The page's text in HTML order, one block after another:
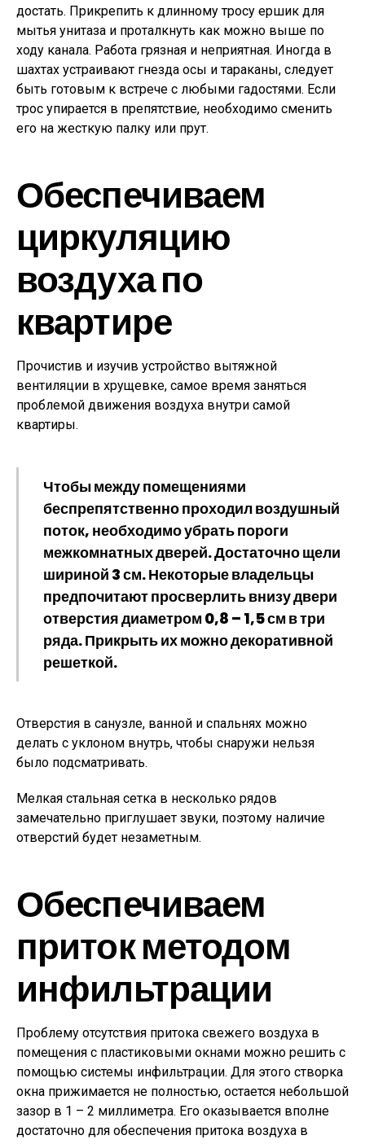
достать. Прикрепить к длинному тросу ершик для
мытья унитаза и проталкнуть как можно выше по
ходу канала. Работа грязная и неприятная. Иногда в
шахтах устраивают гнезда осы и тараканы, следует
быть готовым к встрече с любыми гадостями. Если
трос упирается в препятствие, необходимо сменить
его на жесткую палку или прут.
Обеспечиваем
циркуляцию
воздуха по
квартире
Прочистив и изучив устройство вытяжной
вентиляции в хрущевке, самое время заняться
проблемой движения воздуха внутри самой
квартиры.
Чтобы между помещениями
беспрепятственно проходил воздушный
поток, необходимо убрать пороги
межкомнатных дверей. Достаточно щели
шириной 3 см. Некоторые владельцы
предпочитают просверлить внизу двери
отверстия диаметром 0,8 – 1,5 см в три
ряда. Прикрыть их можно декоративной
решеткой.
Отверстия в санузле, ванной и спальнях можно
делать с уклоном внутрь, чтобы снаружи нельзя
было подсматривать.
Мелкая стальная сетка в несколько рядов
замечательно приглушает звуки, поэтому наличие
отверстий будет незаметным.
Обеспечиваем
приток методом
инфильтрации
Проблему отсутствия притока свежего воздуха в
помещения с пластиковыми окнами можно решить с
помощью системы инфильтрации. Для этого створка
окна прижимается не полностью, остается небольшой
зазор в 1 – 2 миллиметра. Его оказывается вполне
достаточно для обеспечения притока воздуха в